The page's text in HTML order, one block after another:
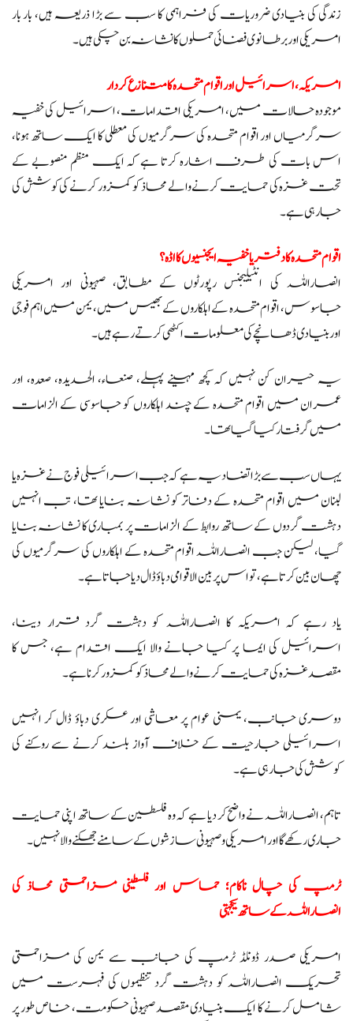
زندگی کی بنیادی ضروریات کی فراہمی کا سب سے بڑا ذریعہ ہیں، بار بار
امریکی اور برطانوی فضائی حملوں کا نشانہ بن چکی ہیں۔
امریکہ، اسرائیل اور اقوام متحدہ کا متنازع کردار
موجودہ حالات میں، امریکی اقدامات، اسرائیل کی خفیہ
سرگرمیاں اور اقوام متحدہ کی سرگرمیوں کی معطلی کا ایک ساتھ ہونا،
اس بات کی طرف اشارہ کرتا ہے کہ ایک منظم منصوبے کے
تحت غزہ کی حمایت کرنے والے محاذ کو کمزور کرنے کی کوشش کی
جا رہی ہے۔
اقوام متحدہ کا دفتر یا خفیہ ایجنسیوں کا اڈہ؟
انصاراللہ کی انٹیلیجنس رپورٹوں کے مطابق، صہیونی اور امریکی
جاسوس، اقوام متحدہ کے اہلکاروں کے بھیس میں، یمن میں اہم فوجی
اور بنیادی ڈھانچے کی معلومات اکٹھی کرتے رہے ہیں۔
یہ حیران کن نہیں کہ کچھ مہینے پہلے، صنعاء، الحدیدہ، صعدہ، اور
عمران میں اقوام متحدہ کے چند اہلکاروں کو جاسوسی کے الزامات
میں گرفتار کیا گیا تھا۔
یہاں سب سے بڑا تضاد یہ ہے کہ جب اسرائیلی فوج نے غزہ یا
لبنان میں اقوام متحدہ کے دفاتر کو نشانہ بنایا تھا، تب انہیں
دہشت گردوں کے ساتھ روابط کے الزامات پر بمباری کا نشانہ بنایا
گیا، لیکن جب انصاراللہ اقوام متحدہ کے اہلکاروں کی سرگرمیوں کی
چھان بین کرتا ہے، تو اس پر بین الاقوامی دباؤ ڈال دیا جاتا ہے۔
یاد رہے کہ امریکہ کا انصاراللہ کو دہشت گرد قرار دینا،
اسرائیل کی ایما پر کیا جانے والا ایک اقدام ہے، جس کا
مقصد غزہ کی حمایت کرنے والے محاذ کو کمزور کرنا ہے۔
دوسری جانب، یمنی عوام پر معاشی اور عسکری دباؤ ڈال کر انہیں
اسرائیلی جارحیت کے خلاف آواز بلند کرنے سے روکنے کی
کوشش کی جا رہی ہے۔
تاہم، انصاراللہ نے واضح کر دیا ہے کہ وہ فلسطین کے ساتھ اپنی حمایت
جاری رکھے گا اور امریکی و صہیونی سازشوں کے سامنے جھکنے والا نہیں۔
ٹرمپ کی چال ناکام؛ حماس اور فلسطینی مزاحمتی محاذ کی
انصاراللہ کے ساتھ یکجہتی
امریکی صدر ڈونلڈ ٹرمپ کی جانب سے یمن کی مزاحمتی
تحریک انصاراللہ کو دہشت گرد تنظیموں کی فہرست میں
شامل کرنے کا ایک بنیادی مقصد صہیونی حکومت، خاص طور پر